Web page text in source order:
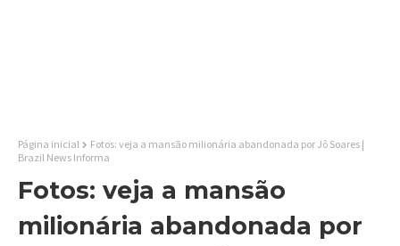
Página inicial
Fotos: veja a mansão milionária abandonada por Jô Soares |
Brazil News Informa
Fotos: veja a mansão
milionária abandonada por